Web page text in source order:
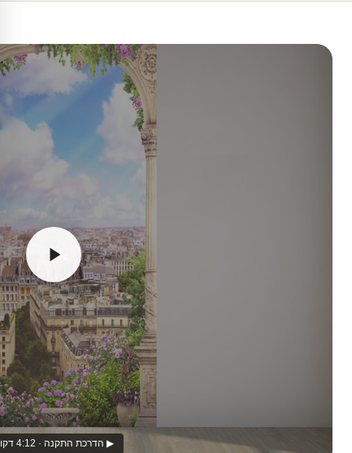
▶ הדרכת התקנה · 4:12 דקות